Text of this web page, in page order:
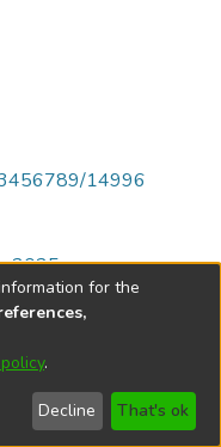
14996
2025
Córdoba
for the
.
Decline That's ok